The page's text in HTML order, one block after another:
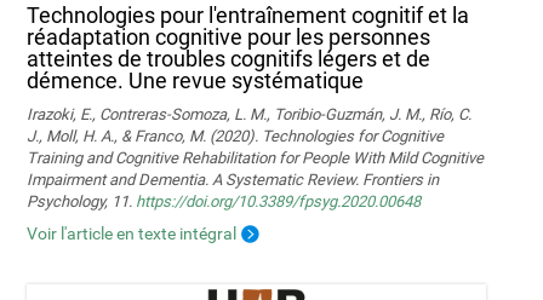
Technologies pour l'entraînement cognitif et la
réadaptation cognitive pour les personnes
atteintes de troubles cognitifs légers et de
démence. Une revue systématique
Irazoki, E., Contreras-Somoza, L. M., Toribio-Guzmán, J. M., Río, C.
J., Moll, H. A., & Franco, M. (2020). Technologies for Cognitive
Training and Cognitive Rehabilitation for People With Mild Cognitive
Impairment and Dementia. A Systematic Review. Frontiers in
Psychology, 11. https://doi.org/10.3389/fpsyg.2020.00648
Voir l'article en texte intégral